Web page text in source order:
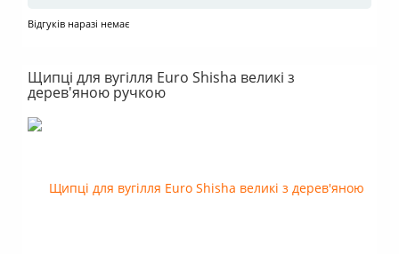
Відгуків наразі немає
Щипці для вугілля Euro Shisha великі з
дерев'яною ручкою